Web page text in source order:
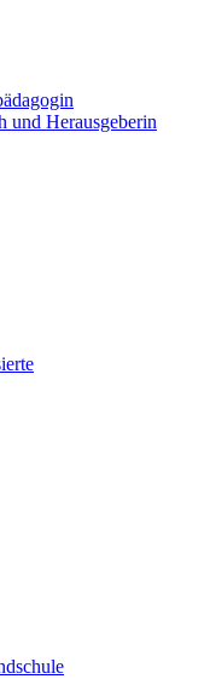
und Herausgeberin